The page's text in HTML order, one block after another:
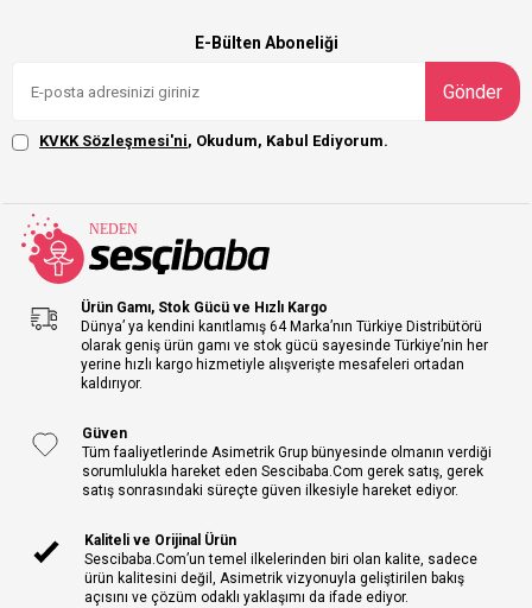
E-Bülten Aboneliği
Gönder
KVKK Sözleşmesi'ni, Okudum, Kabul Ediyorum.
Ürün Gamı, Stok Gücü ve Hızlı Kargo
Dünya’ ya kendini kanıtlamış 64 Marka’nın Türkiye Distribütörü
olarak geniş ürün gamı ve stok gücü sayesinde Türkiye’nin her
yerine hızlı kargo hizmetiyle alışverişte mesafeleri ortadan
kaldırıyor.
Güven
Tüm faaliyetlerinde Asimetrik Grup bünyesinde olmanın verdiği
sorumlulukla hareket eden Sescibaba.Com gerek satış, gerek
satış sonrasındaki süreçte güven ilkesiyle hareket ediyor.
Kaliteli ve Orijinal Ürün
Sescibaba.Com’un temel ilkelerinden biri olan kalite, sadece
ürün kalitesini değil, Asimetrik vizyonuyla geliştirilen bakış
açısını ve çözüm odaklı yaklaşımı da ifade ediyor.